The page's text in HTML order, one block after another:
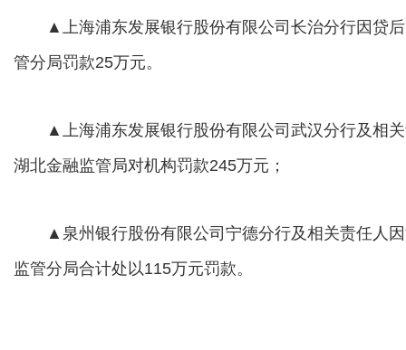
▲上海浦东发展银行股份有限公司长治分行因贷后
管分局罚款25万元。
▲上海浦东发展银行股份有限公司武汉分行及相关
湖北金融监管局对机构罚款245万元；
▲泉州银行股份有限公司宁德分行及相关责任人因
监管分局合计处以115万元罚款。